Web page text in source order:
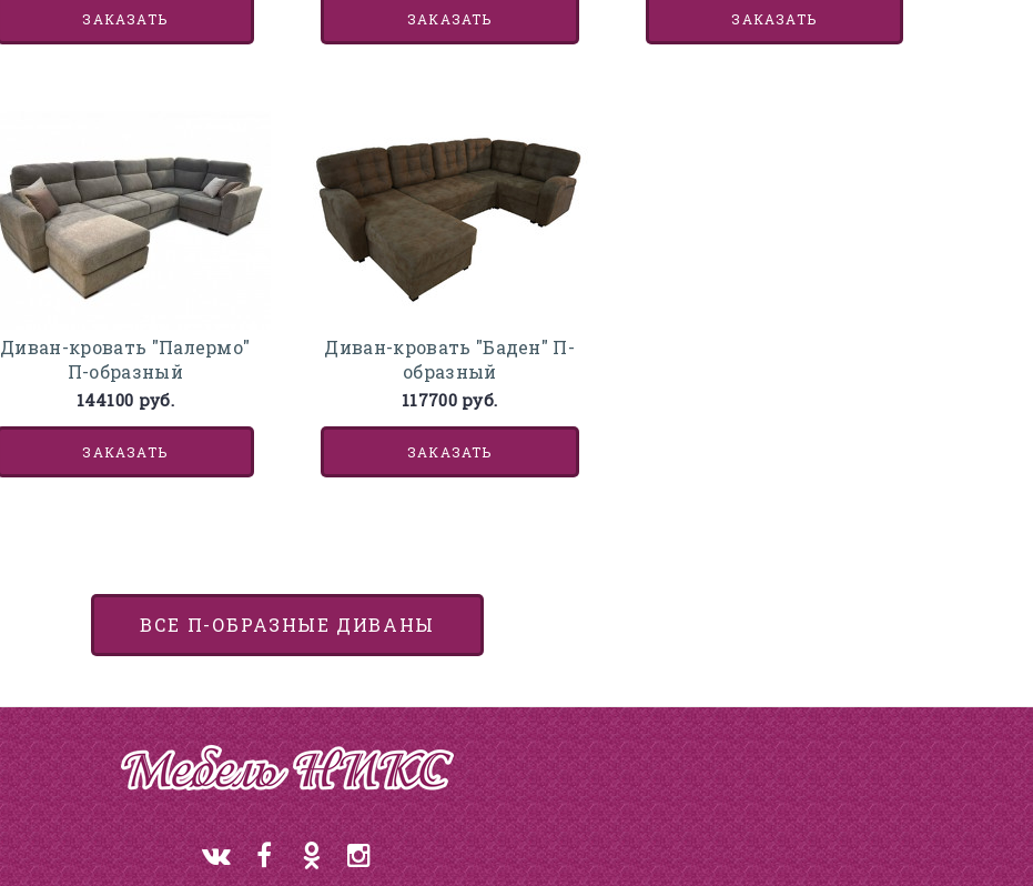
ЗАКАЗАТЬ ЗАКАЗАТЬ ЗАКАЗАТЬ
Диван-кровать "Палермо"
П-образный
144100 руб.
ЗАКАЗАТЬ
Диван-кровать "Баден" П-
образный
117700 руб.
ЗАКАЗАТЬ
ВСЕ П-ОБРАЗНЫЕ ДИВАНЫ